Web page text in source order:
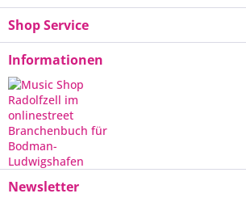
Shop Service
Informationen
Newsletter